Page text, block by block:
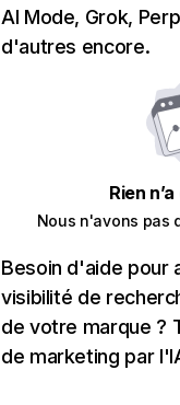
AI Mode, Grok,
d'autres encore.
Rien
Nous n'avons pas
Besoin d'aide pour
visibilité de
de votre marque ?
de marketing par